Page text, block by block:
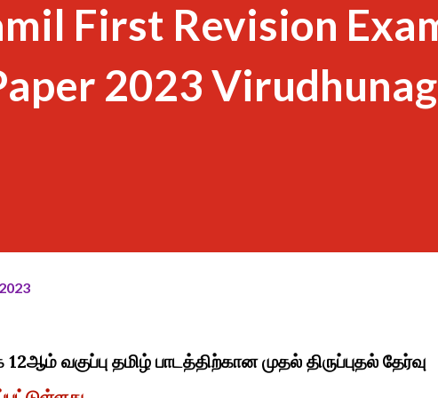
First Revision
2023
12ஆம் வகுப்பு தமிழ் பாடத்திற்கான முதல் திருப்புதல் தேர்வு